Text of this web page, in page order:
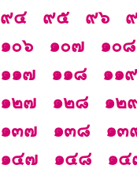
๙๔
๙๕ ๙๖
๑๐๖
๑๐๗
๑๐๘
๑๑๗
๑๑๘
๑๑๙
๑๒๗
๑๒๘
๑๒
๑๓๗
๑๓๘
๑๓
๑๔๗
๑๔๘
๑๔